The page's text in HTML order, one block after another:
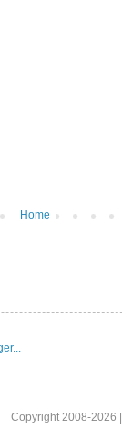
Home
Copyright 2008-2026